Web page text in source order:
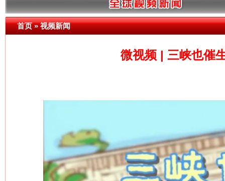
首页»视频新闻
微视频 | 三峡也催